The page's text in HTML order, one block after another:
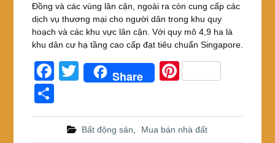
Đồng và các vùng lân cận, ngoài ra còn cung cấp các
dịch vụ thương mại cho người dân trong khu quy
hoạch và các khu vực lân cận. Với quy mô 4,9 ha là
khu dân cư hạ tầng cao cấp đạt tiêu chuẩn Singapore.
F
a
c
T
er
Share
Pi
e
h
ar
Bất động sản Mua bán nhà đất